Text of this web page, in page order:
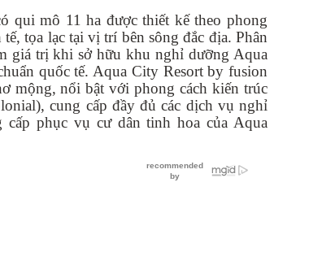
qui mô 11 ha được thiết kế theo phong
tọa lạc tại vị trí bên sông đắc địa. Phân
giá trị khi sở hữu khu nghỉ dưỡng Aqua
quốc tế. Aqua City Resort by fusion
mộng, nổi bật với phong cách kiến trúc
cung cấp đầy đủ các dịch vụ nghỉ
cấp phục vụ cư dân tinh hoa của Aqua